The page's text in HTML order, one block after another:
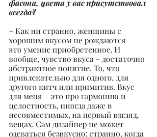
фасона, цвета у вас присутствовал
всегда?
– Как ни странно, женщины с
хорошим вкусом не рождаются –
это умение приобретенное. И
вообще, чувство вкуса – достаточно
абстрактное понятие. То, что
привлекательно для одного, для
другого китч или примитив. Вкус
для меня – это про гармонию и
целостность, иногда даже в
несовместимых, на первый взгляд,
вещах. Сам дизайнер не может
одеваться безвкусно: странно, когда